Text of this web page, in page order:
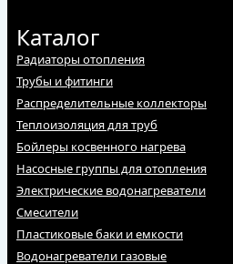
Каталог
Радиаторы отопления
Трубы и фитинги
Распределительные коллекторы
Теплоизоляция для труб
Бойлеры косвенного нагрева
Насосные группы для отопления
Электрические водонагреватели
Смесители
Пластиковые баки и емкости
Водонагреватели газовые